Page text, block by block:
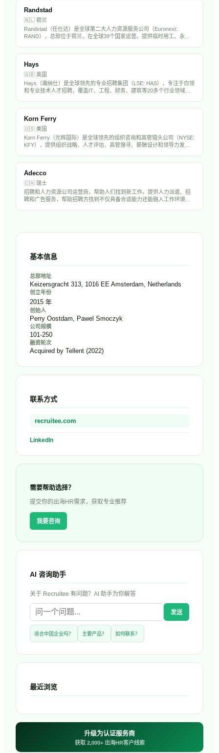
Randstad
🇳🇱 荷兰
Randstad（任仕达）是全球第二大人力资源服务公司（Euronext:
RAND），总部位于荷兰，在全球39个国家运营。提供临时用工、永久
Hays
🇬🇧 英国
Hays（瀚纳仕）是全球领先的专业招聘集团（LSE: HAS），专注于白领
和专业技术人才招聘，覆盖IT、工程、财务、建筑等20多个行业领域。
Korn Ferry
🇺🇸 美国
Korn Ferry（光辉国际）是全球领先的组织咨询和高管猎头公司（NYSE:
KFY），提供组织战略、人才评估、高管搜寻、薪酬设计和领导力发展
Adecco
🇨🇭 瑞士
招聘和人力资源公司运营商，帮助人们找到新工作。提供人力派遣、招
聘和广告服务，帮助招聘方找到不仅具备合适能力还能融入工作环境的
基本信息
总部地址
Keizersgracht 313, 1016 EE Amsterdam, Netherlands
创立年份
2015 年
创始人
Perry Oostdam, Pawel Smoczyk
公司规模
101-250
融资轮次
Acquired by Tellent (2022)
联系方式
recruitee.com
LinkedIn
需要帮助选择？
提交你的出海HR需求，获取专业推荐
我要咨询
AI 咨询助手
关于 Recruitee 有问题？AI 助手为你解答
发送
适合中国企业吗？ 主要产品？ 如何联系？
最近浏览
升级为认证服务商
获取 2,000+ 出海HR客户线索